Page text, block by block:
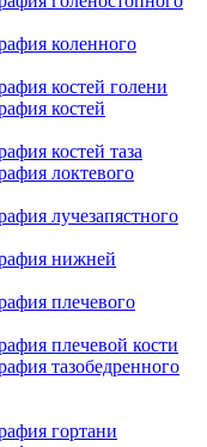
коленного
костей голени
костей
костей таза
локтевого
лучезапястного
нижней
плечевого
плечевой кости
тазобедренного
гортани